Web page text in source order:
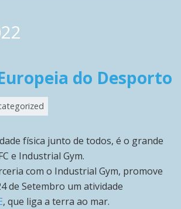
do Desporto
física junto de todos, é o grande
e Industrial Gym.
com o Industrial Gym, promove
de Setembro um atividade
, que liga a terra ao mar.